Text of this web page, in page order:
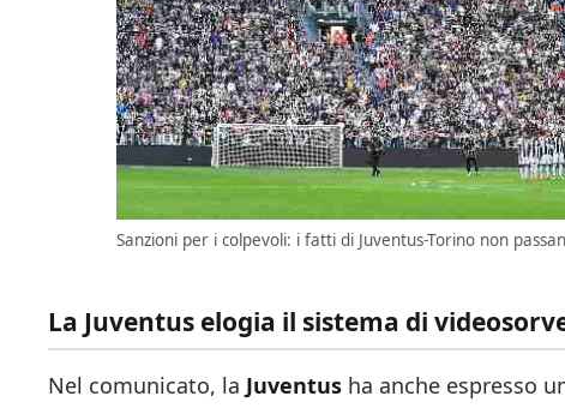
Sanzioni per i colpevoli: i fatti di Juventus-Torino non
La Juventus elogia il sistema di
Nel comunicato, la Juventus ha anche espresso